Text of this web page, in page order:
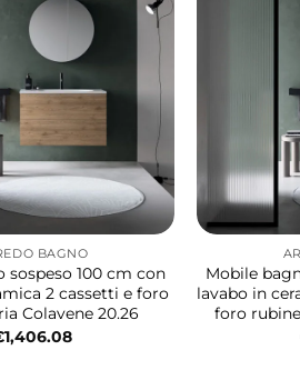
BAGNO
sospeso 100 cm con
2 cassetti e foro
Colavene 20.26
1,406.08
Mobile
lavabo in
foro